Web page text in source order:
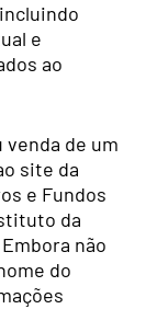
e
ao
de um
site da
e Fundos
da
não
do